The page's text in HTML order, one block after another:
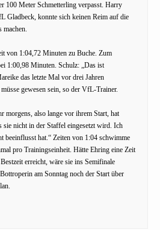
100 Meter Schmetterling verpasst. Harry
Gladbeck, konnte sich keinen Reim auf die
machen.
von 1:04,72 Minuten zu Buche. Zum
1:00,98 Minuten. Schulz: „Das ist
das letzte Mal vor drei Jahren
gewesen sein, so der VfL-Trainer.
morgens, also lange vor ihrem Start, hat
sie nicht in der Staffel eingesetzt wird. Ich
beeinflusst hat.“ Zeiten von 1:04 schwimme
pro Trainingseinheit. Hätte Ehring eine Zeit
erreicht, wäre sie ins Semifinale
am Sonntag noch der Start über